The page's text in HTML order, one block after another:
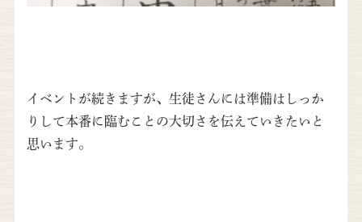
イベントが続きますが、生徒さんには準備はしっか
りして本番に臨むことの大切さを伝えていきたいと
思います。